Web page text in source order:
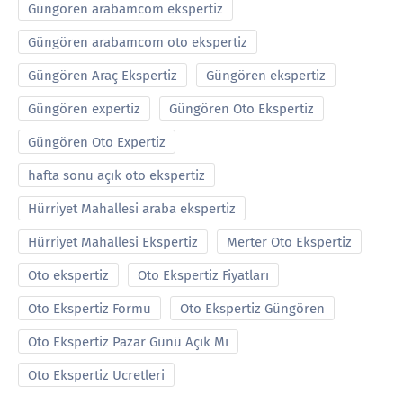
Güngören arabamcom ekspertiz
Güngören arabamcom oto ekspertiz
Güngören Araç Ekspertiz Güngören ekspertiz
Güngören expertiz Güngören Oto Ekspertiz
Güngören Oto Expertiz
hafta sonu açık oto ekspertiz
Hürriyet Mahallesi araba ekspertiz
Hürriyet Mahallesi Ekspertiz Merter Oto Ekspertiz
Oto ekspertiz Oto Ekspertiz Fiyatları
Oto Ekspertiz Formu Oto Ekspertiz Güngören
Oto Ekspertiz Pazar Günü Açık Mı
Oto Ekspertiz Ucretleri